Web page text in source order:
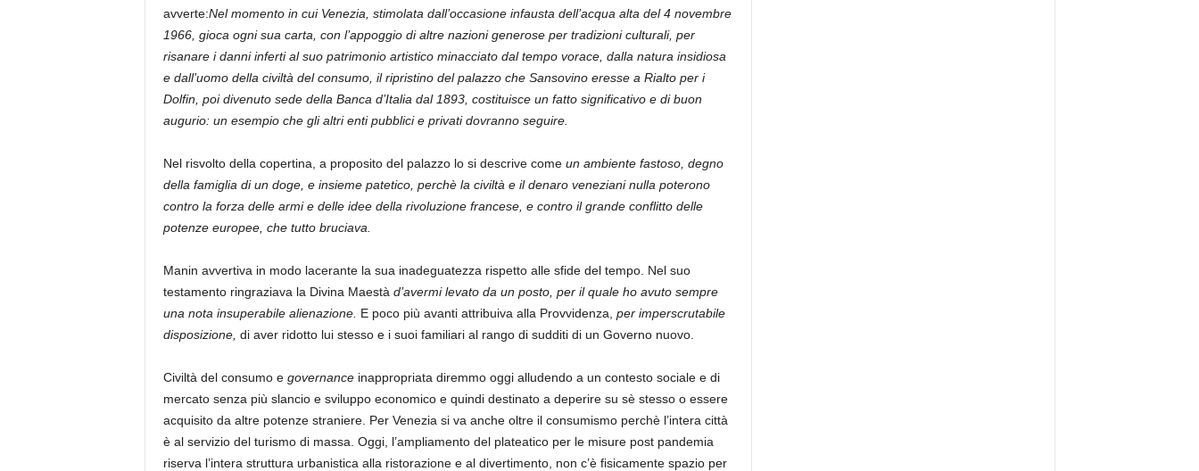
avverte:Nel momento in cui Venezia, stimolata dall’occasione infausta dell’acqua alta del 4 novembre
1966, gioca ogni sua carta, con l’appoggio di altre nazioni generose per tradizioni culturali, per
risanare i danni inferti al suo patrimonio artistico minacciato dal tempo vorace, dalla natura insidiosa
e dall’uomo della civiltà del consumo, il ripristino del palazzo che Sansovino eresse a Rialto per i
Dolfin, poi divenuto sede della Banca d’Italia dal 1893, costituisce un fatto significativo e di buon
augurio: un esempio che gli altri enti pubblici e privati dovranno seguire.
Nel risvolto della copertina, a proposito del palazzo lo si descrive come un ambiente fastoso, degno
della famiglia di un doge, e insieme patetico, perchè la civiltà e il denaro veneziani nulla poterono
contro la forza delle armi e delle idee della rivoluzione francese, e contro il grande conflitto delle
potenze europee, che tutto bruciava.
Manin avvertiva in modo lacerante la sua inadeguatezza rispetto alle sfide del tempo. Nel suo
testamento ringraziava la Divina Maestà d’avermi levato da un posto, per il quale ho avuto sempre
una nota insuperabile alienazione. E poco più avanti attribuiva alla Provvidenza, per imperscrutabile
disposizione, di aver ridotto lui stesso e i suoi familiari al rango di sudditi di un Governo nuovo.
Civiltà del consumo e governance inappropriata diremmo oggi alludendo a un contesto sociale e di
mercato senza più slancio e sviluppo economico e quindi destinato a deperire su sè stesso o essere
acquisito da altre potenze straniere. Per Venezia si va anche oltre il consumismo perchè l’intera città
è al servizio del turismo di massa. Oggi, l’ampliamento del plateatico per le misure post pandemia
riserva l’intera struttura urbanistica alla ristorazione e al divertimento, non c’è fisicamente spazio per